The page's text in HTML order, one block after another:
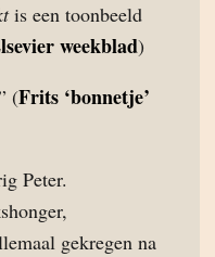
is een toonbeeld
weekblad)
(Frits ‘bonnetje’
Peter.
gekregen na